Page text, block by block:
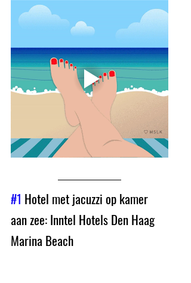
#1 Hotel met jacuzzi op kamer
aan zee: Inntel Hotels Den Haag
Marina Beach